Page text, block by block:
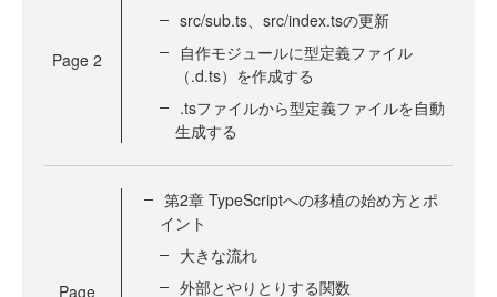
Page 2
src/sub.ts、src/index.tsの更新
自作モジュールに型定義ファイル
（.d.ts）を作成する
.tsファイルから型定義ファイルを自動
生成する
Page
第2章 TypeScriptへの移植の始め方とポ
イント
大きな流れ
外部とやりとりする関数